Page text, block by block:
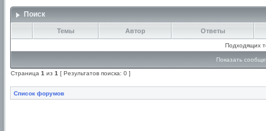
Поиск
Темы Автор Ответы
Подходящих
Показать
Страница 1 из 1 [ Результатов поиска: 0 ]
Список форумов